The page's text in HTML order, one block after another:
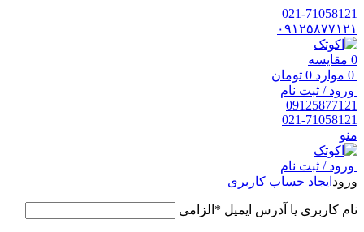
021-71058121
۰۹۱۲۵۸۷۷۱۲۱
0 مقایسه
0 موارد 0 تومان
ورود / ثبت نام
09125877121
021-71058121
منو
ورود / ثبت نام
ورود ایجاد حساب کاربری
نام کاربری یا آدرس ایمیل * الزامی